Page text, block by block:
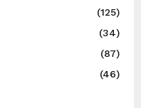
(125)
(34)
(87)
(46)